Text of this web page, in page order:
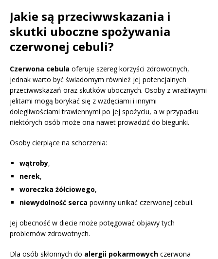
Jakie są przeciwwskazania i
skutki uboczne spożywania
czerwonej cebuli?
Czerwona cebula oferuje szereg korzyści zdrowotnych,
jednak warto być świadomym również jej potencjalnych
przeciwwskazań oraz skutków ubocznych. Osoby z wrażliwymi
jelitami mogą borykać się z wzdęciami i innymi
dolegliwościami trawiennymi po jej spożyciu, a w przypadku
niektórych osób może ona nawet prowadzić do biegunki.
Osoby cierpiące na schorzenia:
wątroby,
nerek,
woreczka żółciowego,
niewydolność serca powinny unikać czerwonej cebuli.
Jej obecność w diecie może potęgować objawy tych
problemów zdrowotnych.
Dla osób skłonnych do alergii pokarmowych czerwona